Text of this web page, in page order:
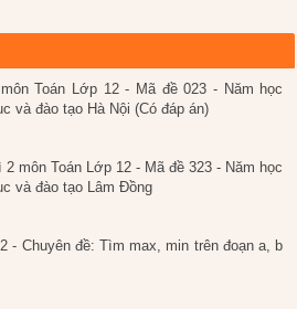
Toán Lớp 12 - Mã đề 023 - Năm học
và đào tạo Hà Nội (Có đáp án)
môn Toán Lớp 12 - Mã đề 323 - Năm học
và đào tạo Lâm Đồng
- Chuyên đề: Tìm max, min trên đoạn a, b